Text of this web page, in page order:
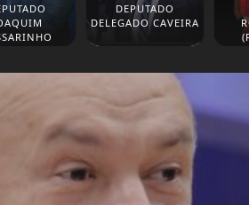
DEPUTADO
DELEGADO CAVEIRA